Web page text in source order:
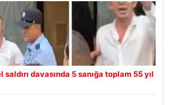
saldırı davasında 5 sanığa toplam 55 yıl